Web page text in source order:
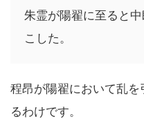
朱霊が陽翟に至ると
こした。
程昂が陽翟において乱
るわけです。